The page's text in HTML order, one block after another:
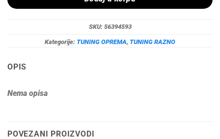
SKU: 56394593
Kategorije: TUNING OPREMA, TUNING RAZNO
OPIS
Nema opisa
POVEZANI PROIZVODI